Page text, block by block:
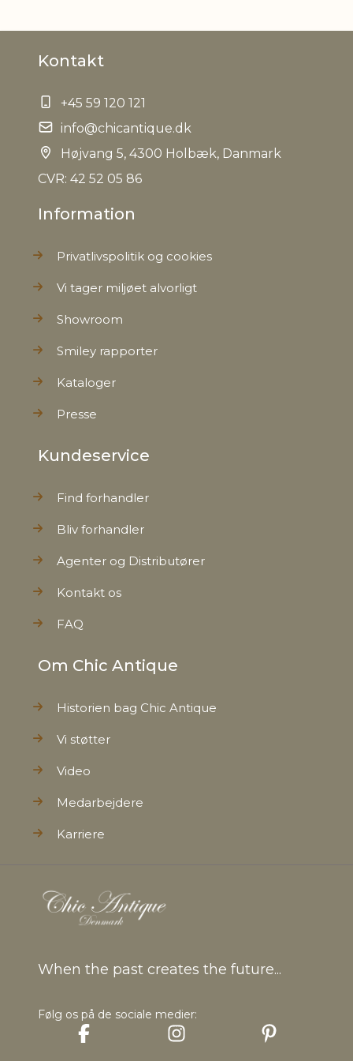
Kontakt
+45 59 120 121
info@chicantique.dk
Højvang 5, 4300 Holbæk, Danmark
CVR: 42 52 05 86
Information
Privatlivspolitik og cookies
Vi tager miljøet alvorligt
Showroom
Smiley rapporter
Kataloger
Presse
Kundeservice
Find forhandler
Bliv forhandler
Agenter og Distributører
Kontakt os
FAQ
Om Chic Antique
Historien bag Chic Antique
Vi støtter
Video
Medarbejdere
Karriere
When the past creates the future...
Følg os på de sociale medier: